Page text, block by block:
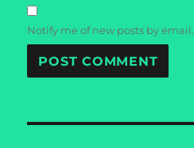
Notify me of new posts by email.